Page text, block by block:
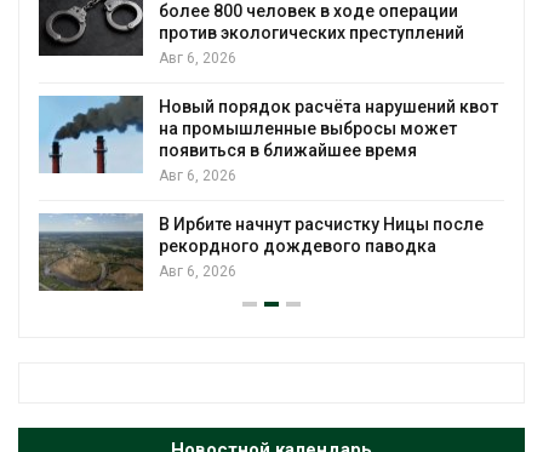
квот
может
после
трёхдневным фестивалем
Авг 5, 2026
проверяют по статье о
Авг 5, 2026
для охраны израильской
Авг 5, 2026